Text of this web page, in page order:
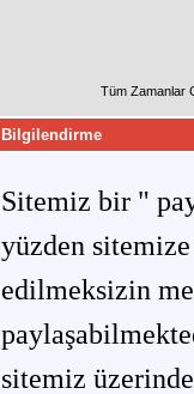
Tüm Zamanlar
Bilgilendirme
Sitemiz bir "
yüzden
edilmeksizin
sitemiz